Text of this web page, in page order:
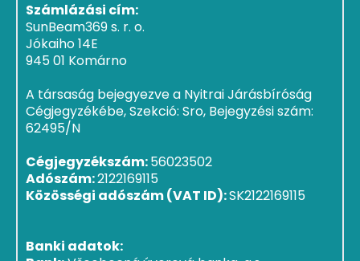
Számlázási cím:
SunBeam369 s. r. o.
Jókaiho 14E
945 01 Komárno
A társaság bejegyezve a Nyitrai Járásbíróság
Cégjegyzékébe, Szekció: Sro, Bejegyzési szám:
62495/N
Cégjegyzékszám:56023502
Adószám:2122169115
Közösségi adószám (VAT ID):SK2122169115
Banki adatok: